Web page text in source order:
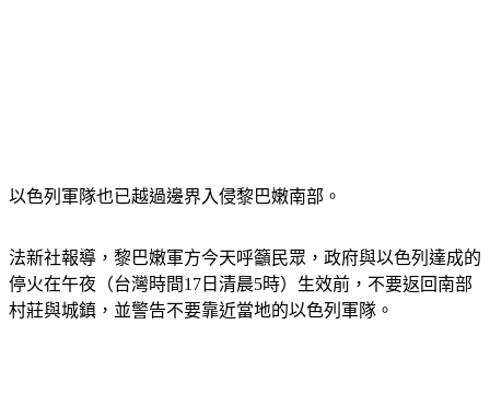
停火在午夜（台灣時間17日清晨5時）生效前，不要返回南部
村莊與城鎮，並警告不要靠近當地的以色列軍隊。